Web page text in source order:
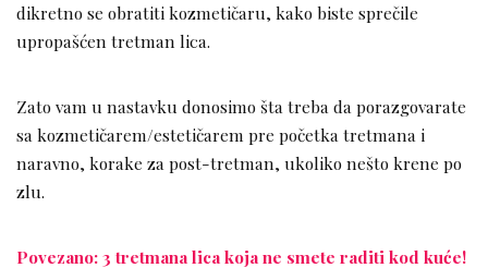
dikretno se obratiti kozmetičaru, kako biste sprečile
upropašćen tretman lica.
Zato vam u nastavku donosimo šta treba da porazgovarate
sa kozmetičarem/estetičarem pre početka tretmana i
naravno, korake za post-tretman, ukoliko nešto krene po
zlu.
Povezano: 3 tretmana lica koja ne smete raditi kod kuće!